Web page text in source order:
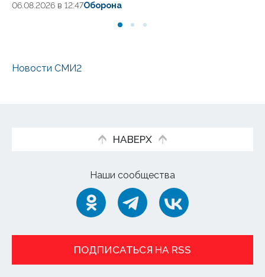
06.08.2026 в 12:47Оборона
Новости СМИ2
НАВЕРХ
Наши сообщества
ПОДПИСАТЬСЯ НА RSS